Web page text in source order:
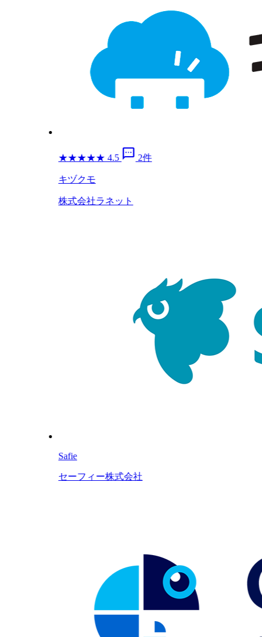
★★★★★ 4.5 sms 2件
キヅクモ
株式会社ラネット
Safie
セーフィー株式会社